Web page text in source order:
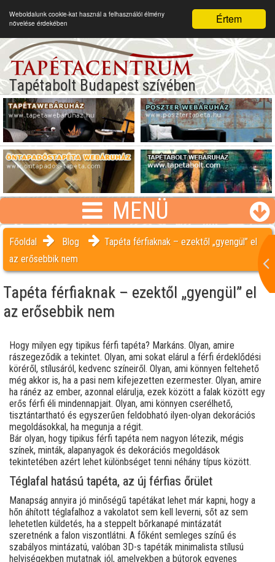
Értem
Weboldalunk cookie-kat használ a felhasználói élmény
növelése érdekében
Tapétabolt Budapest szívében
MENÜ
Főoldal Blog
Tapéta férfiaknak – ezektől „gyengül” el
az erősebbik nem
Tapéta férfiaknak – ezektől „gyengül” el
az erősebbik nem
Hogy milyen egy tipikus férfi tapéta? Markáns. Olyan, amire
rászegeződik a tekintet. Olyan, ami sokat elárul a férfi érdeklődési
köréről, stílusáról, kedvenc színeiről. Olyan, ami könnyen feltehető
még akkor is, ha a pasi nem kifejezetten ezermester. Olyan, amire
ha ránéz az ember, azonnal elárulja, ezek között a falak között egy
erős férfi éli mindennapjait. Olyan, ami könnyen cserélhető,
tisztántartható és egyszerűen feldobható ilyen-olyan dekorációs
megoldásokkal, ha megunja a régit.
Bár olyan, hogy tipikus férfi tapéta nem nagyon létezik, mégis
színek, minták, alapanyagok és dekorációs megoldások
tekintetében azért lehet különbséget tenni néhány típus között.
Téglafal hatású tapéta, az új férfias őrület
Manapság annyira jó minőségű tapétákat lehet már kapni, hogy a
hőn áhított téglafalhoz a vakolatot sem kell leverni, sőt az sem
lehetetlen küldetés, ha a steppelt bőrkanapé mintázatát
szeretnénk a falon viszontlátni. A főként semleges színű és
szabályos mintázatú, valóban 3D-s tapéták minimalista stílusú
helyiségekben mutatnak jól, amelyekben a bútorok egyenes